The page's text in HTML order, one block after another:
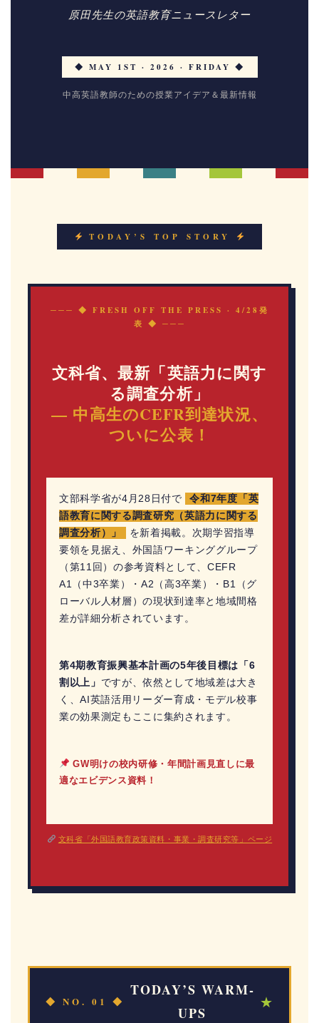
原田先生の英語教育ニュースレター
◆ MAY 1ST · 2026 · FRIDAY ◆
中高英語教師のための授業アイデア＆最新情報
TODAY’S TOP STORY
─── ◆ FRESH OFF THE PRESS · 4/28発
表 ◆ ───
文科省、最新「英語力に関す
る調査分析」
— 中高生のCEFR到達状況、
ついに公表！
文部科学省が4月28日付で
令和7年度「英
語教育に関する調査研究（英語力に関する
調査分析）」
を新着掲載。次期学習指導
要領を見据え、外国語ワーキンググループ
（第11回）の参考資料として、CEFR
A1（中3卒業）・A2（高3卒業）・B1（グ
ローバル人材層）の現状到達率と地域間格
差が詳細分析されています。
第4期教育振興基本計画の5年後目標は「6
割以上」 ですが、依然として地域差は大き
く、AI英語活用リーダー育成・モデル校事
業の効果測定もここに集約されます。
GW明けの校内研修・年間計画見直しに最
適なエビデンス資料！
文科省「外国語教育政策資料・事業・調査研究等」ページ
◆ NO. 01 ◆
TODAY’S WARM-
UPS
★